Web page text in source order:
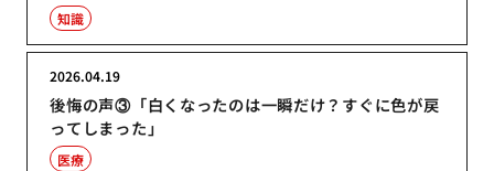
知識
後悔の声③「白くなったのは一瞬だけ？すぐに色が戻
ってしまった」
2026.04.19
医療